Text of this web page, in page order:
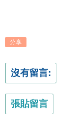
分享
沒有留言:
張貼留言